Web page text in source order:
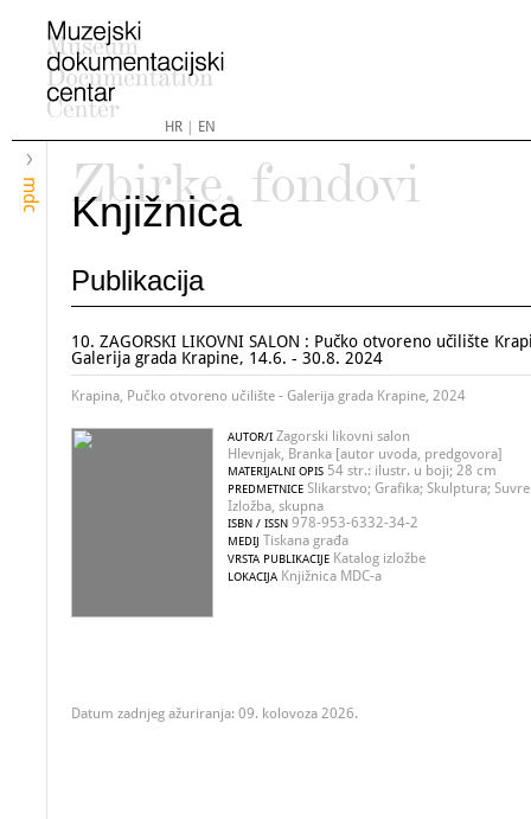
HR| EN
mdc
Zbirke, fondovi
Knjižnica
Publikacija
10. ZAGORSKI LIKOVNI SALON : Pučko otvoreno učilište
Galerija grada Krapine, 14.6. - 30.8. 2024
Krapina, Pučko otvoreno učilište - Galerija grada Krapine, 2024
AUTOR/I Zagorski likovni salon
Hlevnjak, Branka [autor uvoda, predgovora]
MATERIJALNI OPIS 54 str.: ilustr. u boji; 28 cm
PREDMETNICE Slikarstvo; Grafika; Skulptura;
Izložba, skupna
ISBN / ISSN 978-953-6332-34-2
MEDIJ Tiskana građa
VRSTA PUBLIKACIJE Katalog izložbe
LOKACIJA Knjižnica MDC-a
Datum zadnjeg ažuriranja: 09. kolovoza 2026.